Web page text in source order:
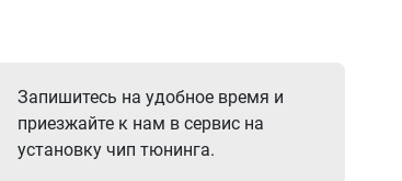
Запишитесь на удобное время и
приезжайте к нам в сервис на
установку чип тюнинга.